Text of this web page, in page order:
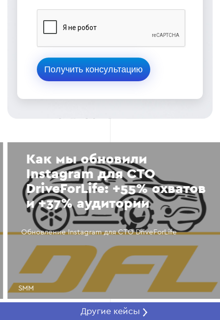
Как мы обновили
Instagram для СТО
DriveForLife: +55% охватов
и +37% аудитории
Обновление Instagram для СТО DriveForLife
SMM
Другие кейсы